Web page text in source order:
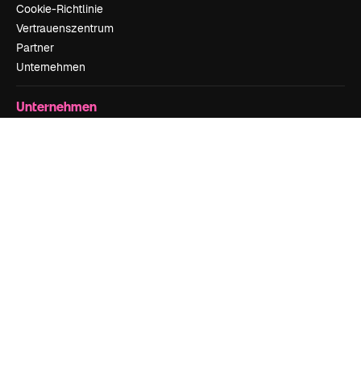
Cookie-Richtlinie
Vertrauenszentrum
Partner
Unternehmen
Unternehmen